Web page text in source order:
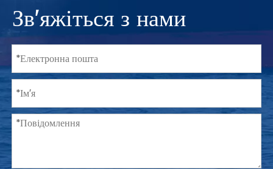
Зв'яжіться з нами